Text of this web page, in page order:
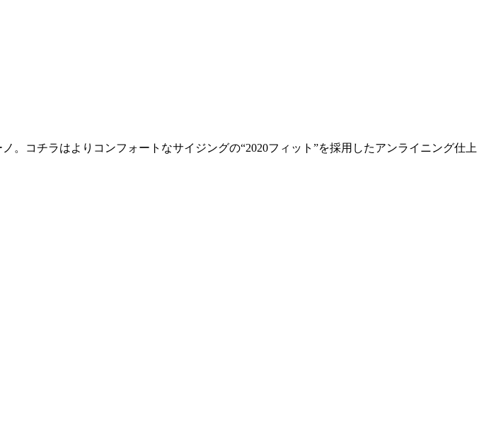
コチラはよりコンフォートなサイジングの“2020フィット”を採用したアンライニング仕上